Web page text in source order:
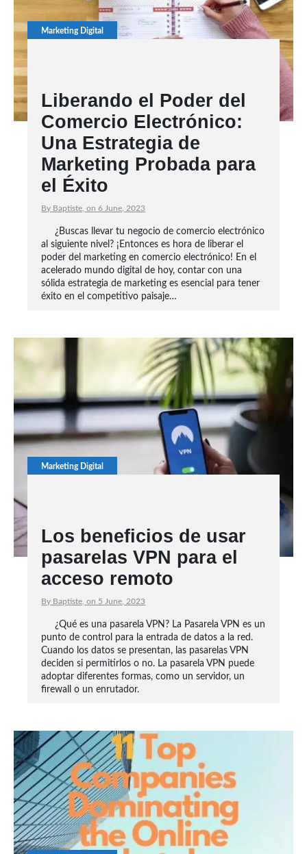
Marketing Digital
Liberando el Poder del
Comercio Electrónico:
Una Estrategia de
Marketing Probada para
el Éxito
By Baptiste, on 6 June, 2023
¿Buscas llevar tu negocio de comercio electrónico
al siguiente nivel? ¡Entonces es hora de liberar el
poder del marketing en comercio electrónico! En el
acelerado mundo digital de hoy, contar con una
sólida estrategia de marketing es esencial para tener
éxito en el competitivo paisaje…
Marketing Digital
Los beneficios de usar
pasarelas VPN para el
acceso remoto
By Baptiste, on 5 June, 2023
¿Qué es una pasarela VPN? La Pasarela VPN es un
punto de control para la entrada de datos a la red.
Cuando los datos se presentan, las pasarelas VPN
deciden si permitirlos o no. La pasarela VPN puede
adoptar diferentes formas, como un servidor, un
firewall o un enrutador.